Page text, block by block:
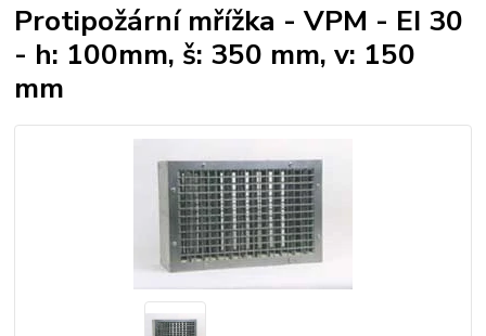
Protipožární mřížka - VPM - EI 30
- h: 100mm, š: 350 mm, v: 150
mm